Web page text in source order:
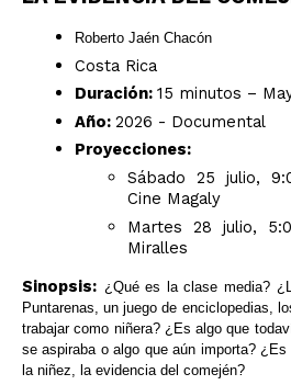
Roberto Jaén Chacón
Costa Rica
Duración: 15 minutos –
Año: 2026 - Documental
Proyecciones:
Sábado 25 julio,
Cine Magaly
Martes 28 julio,
Miralles
Sinopsis: ¿Qué es la clase media?
Puntarenas, un juego de enciclopedias,
trabajar como niñera? ¿Es algo que
se aspiraba o algo que aún importa?
la niñez, la evidencia del comején?